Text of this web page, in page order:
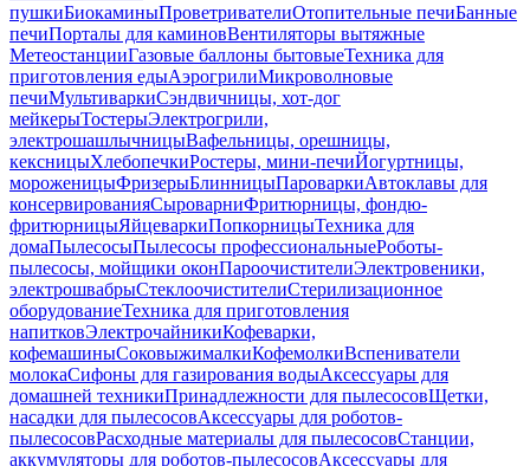
пушкиБиокаминыПроветривателиОтопительные печиБанные
печиПорталы для каминовВентиляторы вытяжные
МетеостанцииГазовые баллоны бытовыеТехника для
приготовления едыАэрогрилиМикроволновые
печиМультиваркиСэндвичницы, хот-дог
мейкерыТостерыЭлектрогрили,
электрошашлычницыВафельницы, орешницы,
кексницыХлебопечкиРостеры, мини-печиЙогуртницы,
мороженицыФризерыБлинницыПароваркиАвтоклавы для
консервированияСыроварниФритюрницы, фондю-
фритюрницыЯйцеваркиПопкорницыТехника для
домаПылесосыПылесосы профессиональныеРоботы-
пылесосы, мойщики оконПароочистителиЭлектровеники,
электрошвабрыСтеклоочистителиСтерилизационное
оборудованиеТехника для приготовления
напитковЭлектрочайникиКофеварки,
кофемашиныСоковыжималкиКофемолкиВспениватели
молокаСифоны для газирования водыАксессуары для
домашней техникиПринадлежности для пылесосовЩетки,
насадки для пылесосовАксессуары для роботов-
пылесосовРасходные материалы для пылесосовСтанции,
аккумуляторы для роботов-пылесосовАксессуары для